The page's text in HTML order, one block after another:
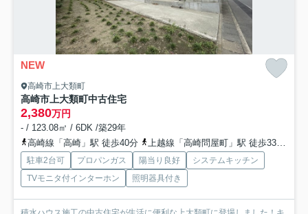
NEW
高崎市上大類町
高崎市上大類町中古住宅
2,380万円
- / 123.08㎡ / 6DK /築29年
高崎線「高崎」駅 徒歩40分
上越線「高崎問屋町」駅 徒歩33分
駐車2台可 プロパンガス 陽当り良好
システムキッチン
TVモニタ付インターホン
照明器具付き